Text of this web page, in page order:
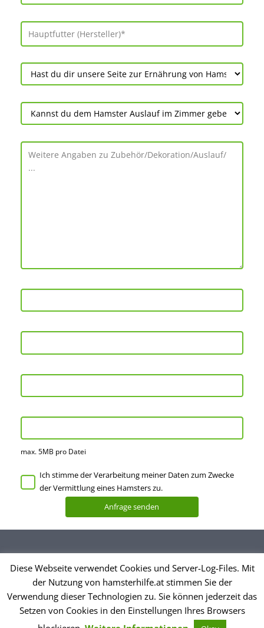
max. 5MB pro Datei
Ich stimme der Verarbeitung meiner Daten zum Zwecke
der Vermittlung eines Hamsters zu.
Impressum
© Hamsterhilfe Österreich
Diese Webseite verwendet Cookies und Server-Log-Files. Mit
der Nutzung von hamsterhilfe.at stimmen Sie der
Verwendung dieser Technologien zu. Sie können jederzeit das
Setzen von Cookies in den Einstellungen Ihres Browsers